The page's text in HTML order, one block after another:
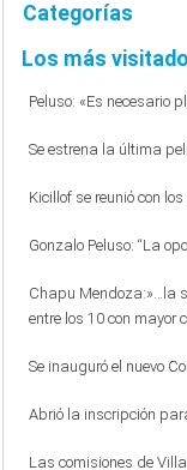
Categorías
Los más
Peluso: «Es necesario
Se estrena la última
Kicillof se reunió con
Gonzalo Peluso: “La
Chapu Mendoza:»…la
entre los 10 con mayor
Se inauguró el nuevo
Abrió la inscripción
Las comisiones de